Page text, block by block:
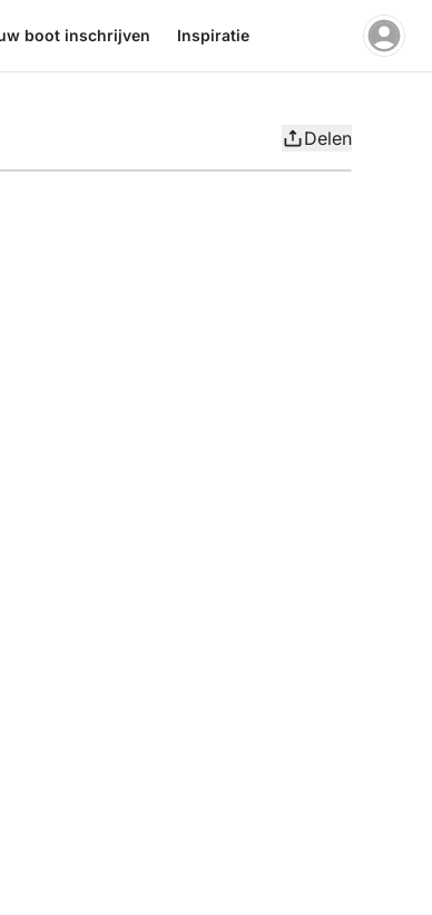
boot inschrijven Inspiratie
Delen